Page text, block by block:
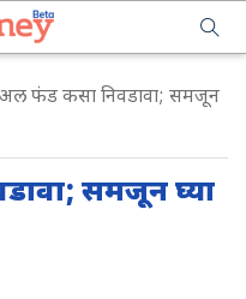
फंड कसा निवडावा; समजून
समजून घ्या